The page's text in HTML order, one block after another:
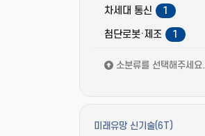
차세대 통신
1
첨단로봇·제조
1
소분류를 선택해주세요.
미래유망 신기술(6T)
필터 옵션 펼치기/접기